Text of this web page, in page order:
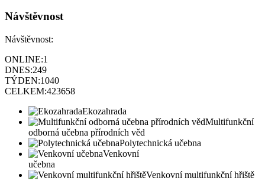
Návštěvnost
Návštěvnost:
ONLINE:1
DNES:249
TÝDEN:1040
CELKEM:423658
Ekozahrada
Multifunkční
odborná učebna přírodních věd
Polytechnická učebna
Venkovní
učebna
Venkovní multifunkční hřiště